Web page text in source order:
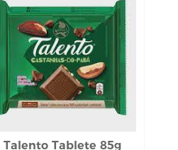
Talento Tablete 85g